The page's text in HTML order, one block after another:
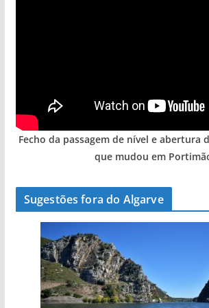
Fecho da passagem de nível e abertura
que mudou em
Sugestões fora do Algarve